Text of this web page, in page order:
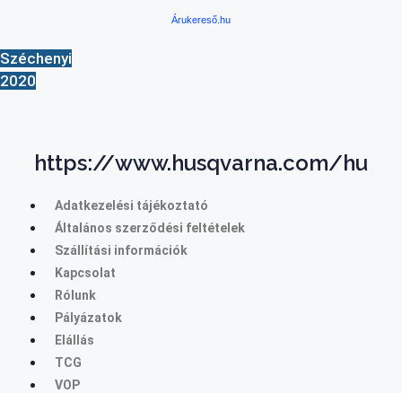
Árukereső.hu
Széchenyi
2020
https://www.husqvarna.com/hu
Adatkezelési tájékoztató
Általános szerződési feltételek
Szállítási információk
Kapcsolat
Rólunk
Pályázatok
Elállás
TCG
VOP